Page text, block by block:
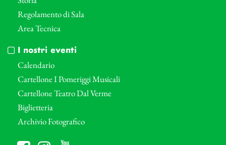
Regolamento di Sala
Area Tecnica
I nostri eventi
Calendario
Cartellone I Pomeriggi Musicali
Cartellone Teatro Dal Verme
Biglietteria
Archivio Fotografico